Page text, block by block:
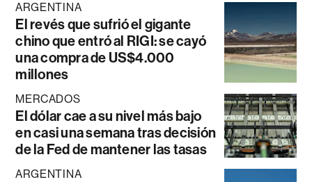
ARGENTINA
El revés que sufrió el gigante
chino que entró al RIGI: se cayó
una compra de US$4.000
millones
MERCADOS
El dólar cae a su nivel más bajo
en casi una semana tras decisión
de la Fed de mantener las tasas
ARGENTINA